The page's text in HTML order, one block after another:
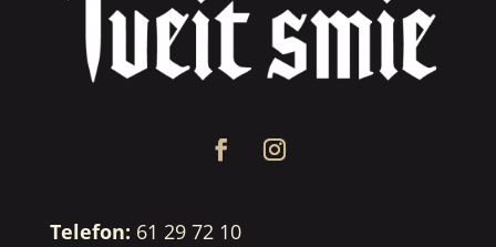
Telefon: 61 29 72 10